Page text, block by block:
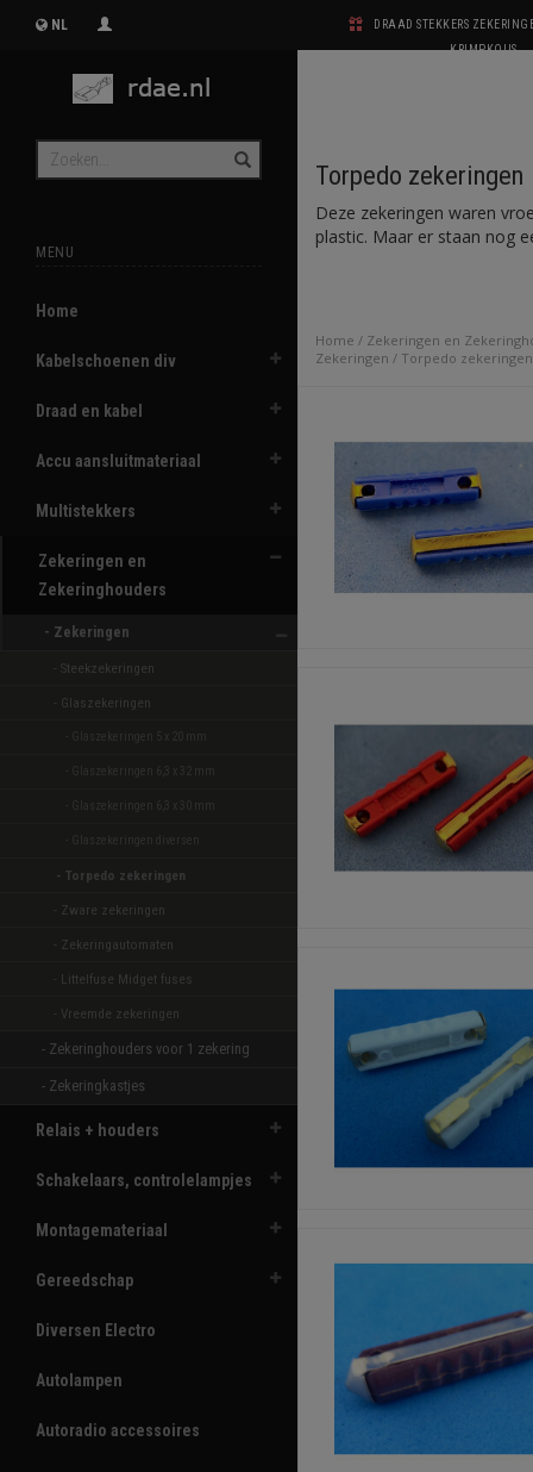
NL
DRAAD STEKKERS
KRIMPKOUS
MENU
Home
Kabelschoenen div
Draad en kabel
Accu aansluitmateriaal
Multistekkers
Zekeringen en
Zekeringhouders
- Zekeringen
- Steekzekeringen
- Glaszekeringen
- Glaszekeringen 5 x 20 mm
- Glaszekeringen 6,3 x 32 mm
- Glaszekeringen 6,3 x 30 mm
- Glaszekeringen diversen
- Torpedo zekeringen
- Zware zekeringen
- Zekeringautomaten
- Littelfuse Midget fuses
- Vreemde zekeringen
- Zekeringhouders voor 1 zekering
- Zekeringkastjes
Relais + houders
Schakelaars, controlelampjes
Montagemateriaal
Gereedschap
Diversen Electro
Autolampen
Autoradio accessoires
Torpedo zekeringen
Deze zekeringen waren
plastic. Maar er staan nog
Home / Zekeringen en
Zekeringen / Torpedo zekeringen